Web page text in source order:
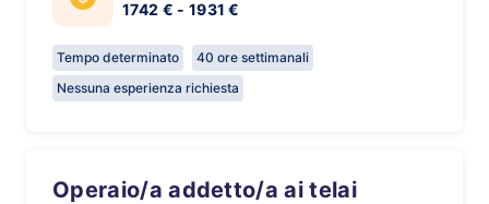
1742 € - 1931 €
Tempo determinato
40 ore settimanali
Nessuna esperienza richiesta
Operaio/a addetto/a ai telai